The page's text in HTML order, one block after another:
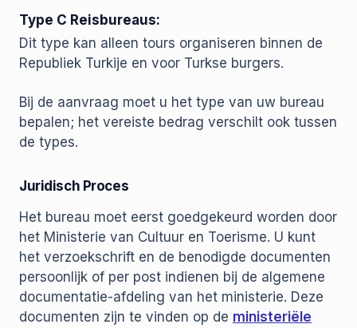
Type C Reisbureaus:
Dit type kan alleen tours organiseren binnen de
Republiek Turkije en voor Turkse burgers.
Bij de aanvraag moet u het type van uw bureau
bepalen; het vereiste bedrag verschilt ook tussen
de types.
Juridisch Proces
Het bureau moet eerst goedgekeurd worden door
het Ministerie van Cultuur en Toerisme. U kunt
het verzoekschrift en de benodigde documenten
persoonlijk of per post indienen bij de algemene
documentatie-afdeling van het ministerie. Deze
documenten zijn te vinden op de ministeriële